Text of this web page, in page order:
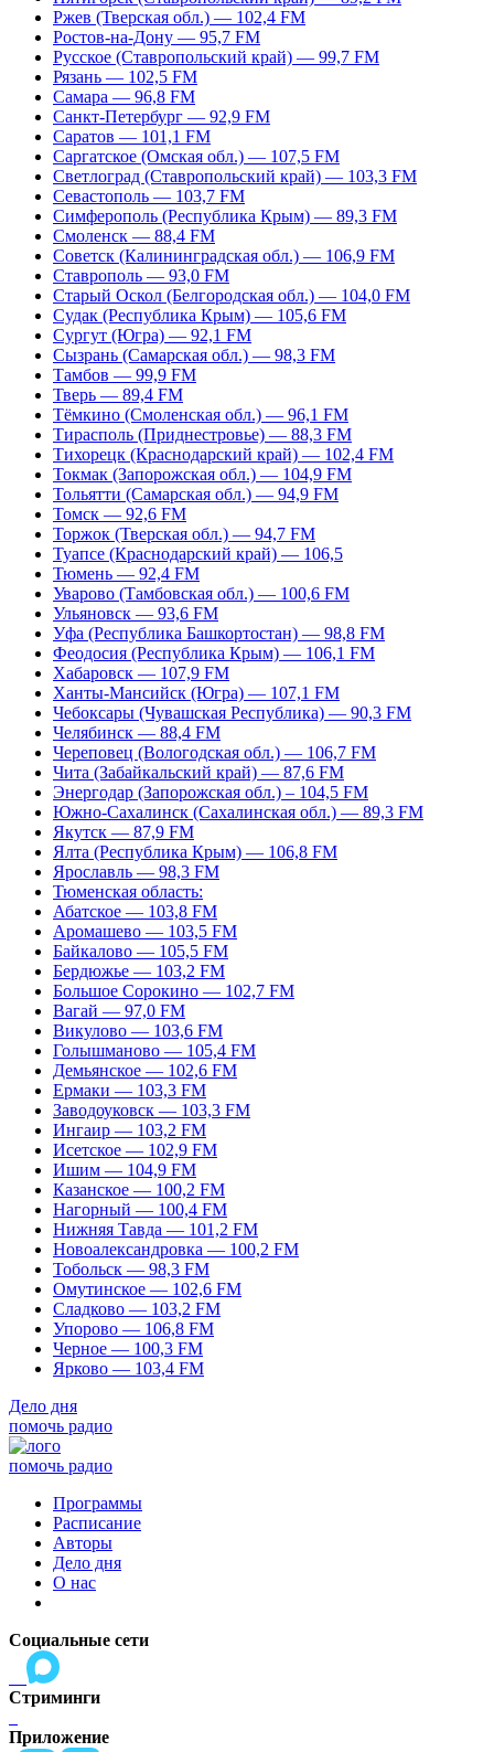
Ржев (Тверская обл.) — 102,4 FM
Ростов-на-Дону — 95,7 FM
Русское (Ставропольский край) — 99,7 FM
Рязань — 102,5 FM
Самара — 96,8 FM
Санкт-Петербург — 92,9 FM
Саратов — 101,1 FM
Саргатское (Омская обл.) — 107,5 FM
Светлоград (Ставропольский край) — 103,3 FM
Севастополь — 103,7 FM
Симферополь (Республика Крым) — 89,3 FM
Смоленск — 88,4 FM
Советск (Калининградская обл.) — 106,9 FM
Ставрополь — 93,0 FM
Старый Оскол (Белгородская обл.) — 104,0 FM
Судак (Республика Крым) — 105,6 FM
Сургут (Югра) — 92,1 FM
Сызрань (Самарская обл.) — 98,3 FM
Тамбов — 99,9 FM
Тверь — 89,4 FM
Тёмкино (Смоленская обл.) — 96,1 FM
Тирасполь (Приднестровье) — 88,3 FM
Тихорецк (Краснодарский край) — 102,4 FM
Токмак (Запорожская обл.) — 104,9 FM
Тольятти (Самарская обл.) — 94,9 FM
Томск — 92,6 FM
Торжок (Тверская обл.) — 94,7 FM
Туапсе (Краснодарский край) — 106,5
Тюмень — 92,4 FM
Уварово (Тамбовская обл.) — 100,6 FM
Ульяновск — 93,6 FM
Уфа (Республика Башкортостан) — 98,8 FM
Феодосия (Республика Крым) — 106,1 FM
Хабаровск — 107,9 FM
Ханты-Мансийск (Югра) — 107,1 FM
Чебоксары (Чувашская Республика) — 90,3 FM
Челябинск — 88,4 FM
Череповец (Вологодская обл.) — 106,7 FM
Чита (Забайкальский край) — 87,6 FM
Энергодар (Запорожская обл.) – 104,5 FM
Южно-Сахалинск (Сахалинская обл.) — 89,3 FM
Якутск — 87,9 FM
Ялта (Республика Крым) — 106,8 FM
Ярославль — 98,3 FM
Тюменская область:
Абатское — 103,8 FM
Аромашево — 103,5 FM
Байкалово — 105,5 FM
Бердюжье — 103,2 FM
Большое Сорокино — 102,7 FM
Вагай — 97,0 FM
Викулово — 103,6 FM
Голышманово — 105,4 FM
Демьянское — 102,6 FM
Ермаки — 103,3 FM
Заводоуковск — 103,3 FM
Ингаир — 103,2 FM
Исетское — 102,9 FM
Ишим — 104,9 FM
Казанское — 100,2 FM
Нагорный — 100,4 FM
Нижняя Тавда — 101,2 FM
Новоалександровка — 100,2 FM
Тобольск — 98,3 FM
Омутинское — 102,6 FM
Сладково — 103,2 FM
Упорово — 106,8 FM
Черное — 100,3 FM
Ярково — 103,4 FM
Дело дня
помочь радио
помочь радио
Программы
Расписание
Авторы
Дело дня
О нас
Социальные сети
Стриминги
Приложение